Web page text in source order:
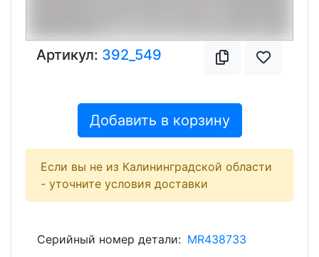
Артикул: 392_549
Добавить в корзину
Если вы не из Калининградской области
- уточните условия доставки
Серийный номер детали: MR438733